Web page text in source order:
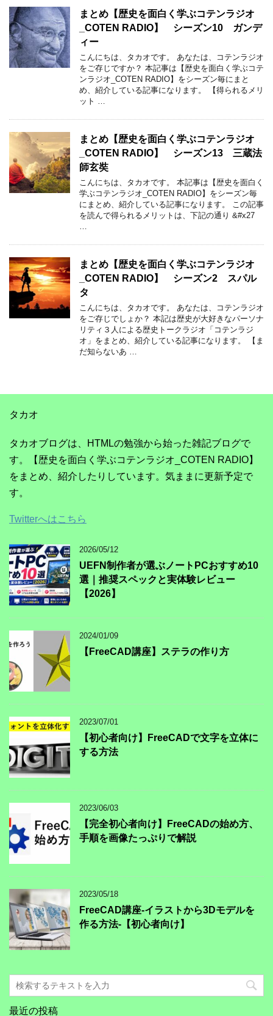
まとめ【歴史を面白く学ぶコテンラジオ
_COTEN RADIO】 シーズン10 ガンデ
ィー
こんにちは、タカオです。 あなたは、コテンラジオ
をご存じですか？ 本記事は【歴史を面白く学ぶコテ
ンラジオ_COTEN RADIO】をシーズン毎にまと
め、紹介している記事になります。 【得られるメリ
ット …
まとめ【歴史を面白く学ぶコテンラジオ
_COTEN RADIO】 シーズン13 三蔵法
師玄奘
こんにちは、タカオです。 本記事は【歴史を面白く
学ぶコテンラジオ_COTEN RADIO】をシーズン毎
にまとめ、紹介している記事になります。 この記事
を読んで得られるメリットは、下記の通り &#x27
…
まとめ【歴史を面白く学ぶコテンラジオ
_COTEN RADIO】 シーズン2 スパル
タ
こんにちは、タカオです。 あなたは、コテンラジオ
をご存じでしょか？ 本記は歴史が大好きなパーソナ
リティ３人による歴史トークラジオ「コテンラジ
オ」をまとめ、紹介している記事になります。 【ま
だ知らないあ …
タカオ
タカオブログは、HTMLの勉強から始った雑記ブログで
す。【歴史を面白く学ぶコテンラジオ_COTEN RADIO】
をまとめ、紹介したりしています。気ままに更新予定で
す。
Twitterへはこちら
2026/05/12
UEFN制作者が選ぶノートPCおすすめ10
選｜推奨スペックと実体験レビュー
【2026】
2024/01/09
【FreeCAD講座】ステラの作り方
2023/07/01
【初心者向け】FreeCADで文字を立体に
する方法
2023/06/03
【完全初心者向け】FreeCADの始め方、
手順を画像たっぷりで解説
2023/05/18
FreeCAD講座-イラストから3Dモデルを
作る方法-【初心者向け】
最近の投稿